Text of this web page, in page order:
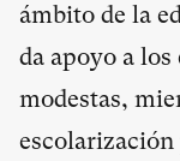
ámbito de la
da apoyo a
modestas,
escolarización